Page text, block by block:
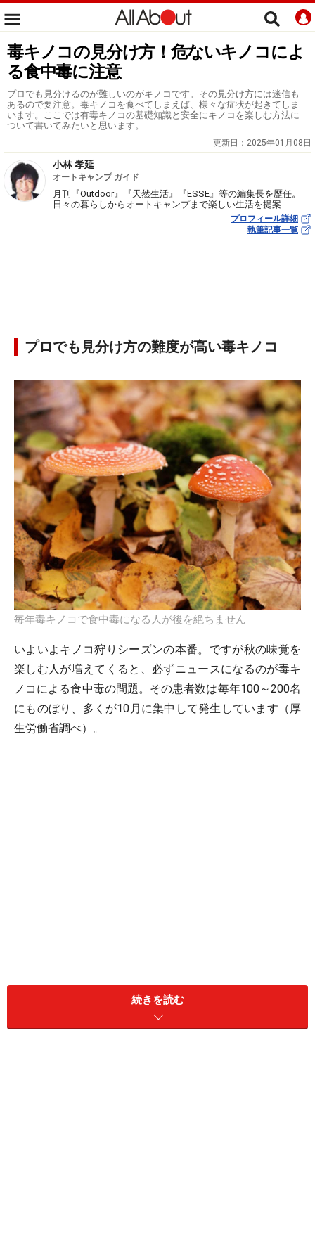
毒キノコの見分け方！危ないキノコによ
る食中毒に注意
プロでも見分けるのが難しいのがキノコです。その見分け方には迷信も
あるので要注意。毒キノコを食べてしまえば、様々な症状が起きてしま
います。ここでは有毒キノコの基礎知識と安全にキノコを楽しむ方法に
ついて書いてみたいと思います。
更新日： 2025年01月08日
小林 孝延
オートキャンプ ガイド
月刊『Outdoor』『天然生活』『ESSE』等の編集長を歴任。
日々の暮らしからオートキャンプまで楽しい生活を提案
プロフィール詳細
執筆記事一覧
プロでも見分け方の難度が高い毒キノコ
毎年毒キノコで食中毒になる人が後を絶ちません
いよいよキノコ狩りシーズンの本番。ですが秋の味覚を
楽しむ人が増えてくると、必ずニュースになるのが毒キ
ノコによる食中毒の問題。その患者数は毎年100～200名
にものぼり、多くが10月に集中して発生しています（厚
生労働省調べ）。
本当にプロでも見分けるのが難しいのがキノコです。 日
本では1500種類以上のキノコがあるといわれ、そのうち
食べられるとされているのは300種類。
続きを読む